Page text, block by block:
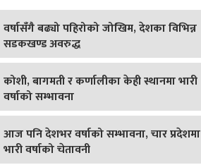
वर्षासँगै बढ्यो पहिरोको जोखिम, देशका विभिन्न
सडकखण्ड अवरुद्ध
कोशी, बागमती र कर्णालीका केही स्थानमा भारी
वर्षाको सम्भावना
आज पनि देशभर वर्षाको सम्भावना, चार प्रदेशमा
भारी वर्षाको चेतावनी